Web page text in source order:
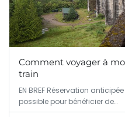
Comment voyager à
train
EN BREF Réservation
possible pour bénéficier de…